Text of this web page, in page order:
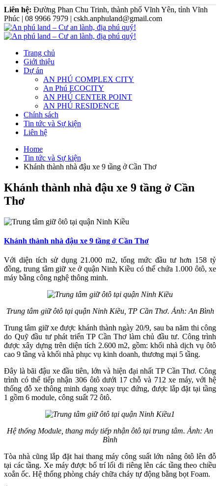
Liên hệ: Đường Phan Chu Trinh, thành phố Vĩnh Yên, tỉnh Vĩnh
Phúc | 08 9966 7979 | cskh.anphuland@gmail.com
Trang chủ
Giới thiệu
Dự án
AN PHÚ COMPLEX CITY
An Phú ECOCITY
AN PHÚ CENTER POINT
AN PHÚ RESIDENCE
Chính sách
Tin tức và Sự kiện
Liên hệ
Home
Tin tức và Sự kiện
Khánh thành nhà đậu xe 9 tầng ở Cần Thơ
Khánh thành nhà đậu xe 9 tầng ở Cần
Thơ
Khánh thành nhà đậu xe 9 tầng ở Cần Thơ
Với diện tích sử dụng 21.000 m2, tổng mức đầu tư hơn 158 tỷ
đồng, trung tâm giữ xe ở quận Ninh Kiều có thể chứa 1.000 ôtô, xe
máy bằng công nghệ thông minh.
Trung tâm giữ ôtô tại quận Ninh Kiều, TP Cần Thơ. Ảnh: An Bình
Trung tâm giữ xe được khánh thành ngày 20/9, sau ba năm thi công
do Quỹ đầu tư phát triển TP Cần Thơ làm chủ đầu tư. Công trình
được xây dựng trên diện tích 2.600 m2, gồm: khối nhà dịch vụ ôtô
cao 9 tầng và khối nhà phục vụ kinh doanh, thương mại 5 tầng.
Đây là bãi đậu xe đầu tiên, lớn và hiện đại nhất TP Cần Thơ. Công
trình có thể tiếp nhận 306 ôtô dưới 17 chỗ và 712 xe máy, với hệ
thống đỗ xe thông minh dạng xoay trục đứng, được lắp đặt tại tầng
1 gồm 6 module, công suất 72 ôtô.
Hệ thống Module, thang máy tiếp nhận ôtô tại trung tâm. Ảnh: An
Bình
Tòa nhà cũng lắp đặt hai thang máy công suất lớn nâng ôtô lên đỗ
tại các tầng. Xe máy được bố trí lối đi riêng lên các tầng theo chiều
xoắn ốc. Hệ thống phòng cháy chữa cháy tự động bằng bọt Foam.